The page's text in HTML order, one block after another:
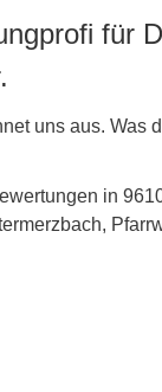
für
uns aus. Was